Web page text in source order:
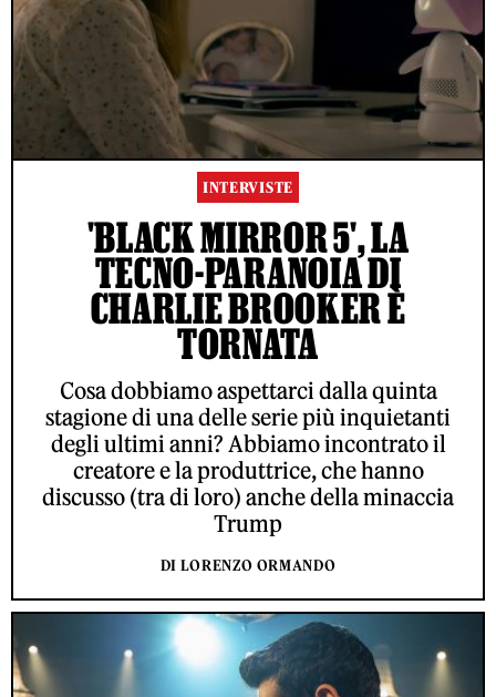
INTERVISTE
'BLACK MIRROR 5', LA
TECNO-PARANOIA DI
CHARLIE BROOKER È
TORNATA
Cosa dobbiamo aspettarci dalla quinta
stagione di una delle serie più inquietanti
degli ultimi anni? Abbiamo incontrato il
creatore e la produttrice, che hanno
discusso (tra di loro) anche della minaccia
Trump
DI LORENZO ORMANDO